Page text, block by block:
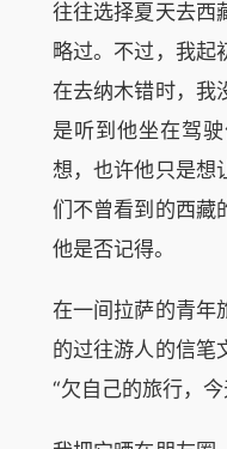
往往选择夏天去西
略过。不过，我起
在去纳木错时，我
是听到他坐在驾
想，也许他只是想
们不曾看到的西藏
他是否记得。
在一间拉萨的青年
的过往游人的信笔
“欠自己的旅行，